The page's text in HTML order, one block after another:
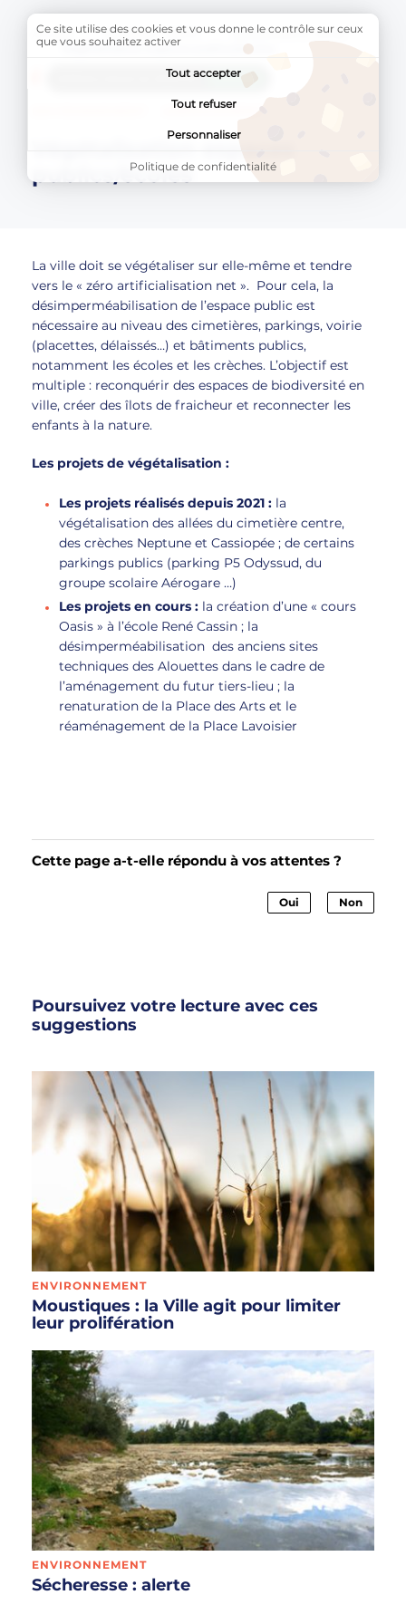
Accueil BLAGNAC VERTE
Biodiversité et climat
Page active :
Végétalisation espaces publics/écoles
AddToAny (share) est désactivé. Autoriser
Végétalisation espaces
publics/écoles
AMÉNAGEMENT
La ville doit se végétaliser sur elle-même et tendre
vers le « zéro artificialisation net ». Pour cela, la
désimperméabilisation de l’espace public est
nécessaire au niveau des cimetières, parkings, voirie
(placettes, délaissés…) et bâtiments publics,
notamment les écoles et les crèches. L’objectif est
multiple : reconquérir des espaces de biodiversité en
ville, créer des îlots de fraicheur et reconnecter les
enfants à la nature.
Les projets de végétalisation :
Les projets réalisés depuis 2021 : la
végétalisation des allées du cimetière centre,
des crèches Neptune et Cassiopée ; de certains
parkings publics (parking P5 Odyssud, du
groupe scolaire Aérogare …)
Les projets en cours : la création d’une « cours
Oasis » à l’école René Cassin ; la
désimperméabilisation des anciens sites
techniques des Alouettes dans le cadre de
l’aménagement du futur tiers-lieu ; la
renaturation de la Place des Arts et le
réaménagement de la Place Lavoisier
Cette page a-t-elle répondu à vos attentes ?
Non
Oui
Poursuivez votre lecture avec ces
suggestions
Moustiques : la Ville agit pour limiter
leur prolifération
ENVIRONNEMENT
Sécheresse : alerte
ENVIRONNEMENT
Ce site utilise des cookies et vous donne le contrôle sur ceux
que vous souhaitez activer
Tout accepter
Tout refuser
Personnaliser
Politique de confidentialité